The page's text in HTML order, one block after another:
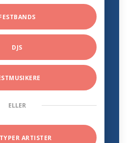
DJS
ELLER
ARTISTER